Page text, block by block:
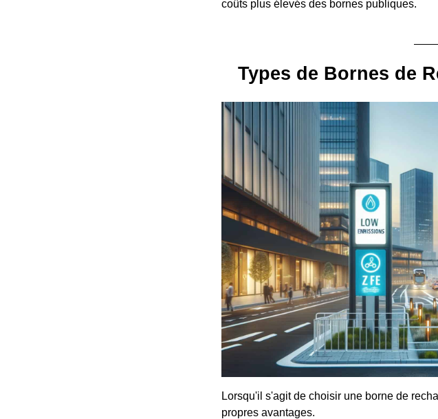
coûts plus élevés des bornes publiques.
Types de Bornes de
Lorsqu'il s'agit de choisir une borne de
propres avantages.